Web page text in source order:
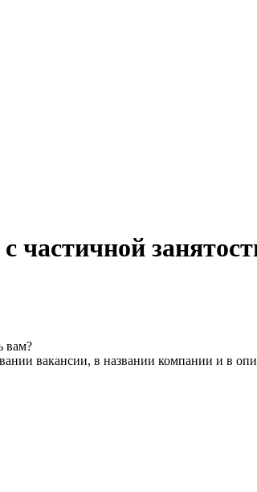
частичной
вам?
вакансии, в названии компании и в